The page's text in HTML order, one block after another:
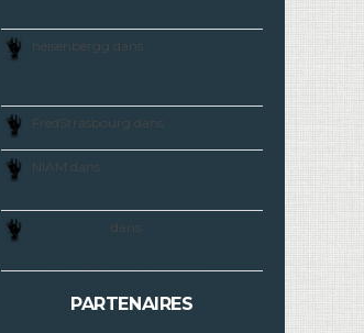
heisenbergg dans
FredStrasbourg dans
NIAM dans
dans
PARTENAIRES